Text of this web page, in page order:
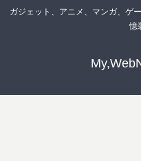
ガジェット、アニメ、マンガ、ゲ
憶